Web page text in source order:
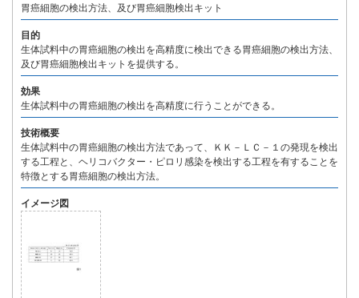
胃癌細胞の検出方法、及び胃癌細胞検出キット
目的
生体試料中の胃癌細胞の検出を高精度に検出できる胃癌細胞の検出方法、
及び胃癌細胞検出キットを提供する。
効果
生体試料中の胃癌細胞の検出を高精度に行うことができる。
技術概要
生体試料中の胃癌細胞の検出方法であって、ＫＫ－ＬＣ－１の発現を検出
する工程と、ヘリコバクター・ピロリ感染を検出する工程を有することを
特徴とする胃癌細胞の検出方法。
イメージ図